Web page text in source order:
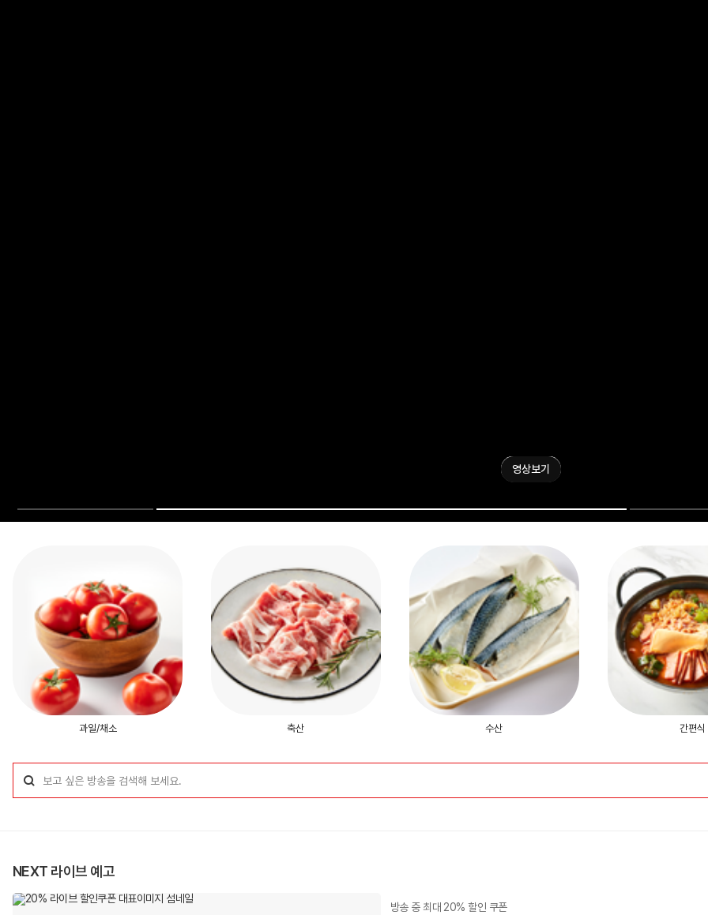
영상보기
과일/채소 축산 수산 간편식
NEXT 라이브 예고
방송 중 최대 20% 할인 쿠폰